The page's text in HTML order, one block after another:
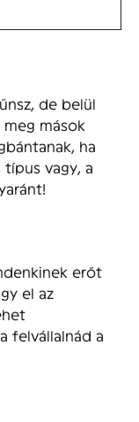
de belül
meg mások
ha
vagy, a
erőt
el az
felvállalnád a